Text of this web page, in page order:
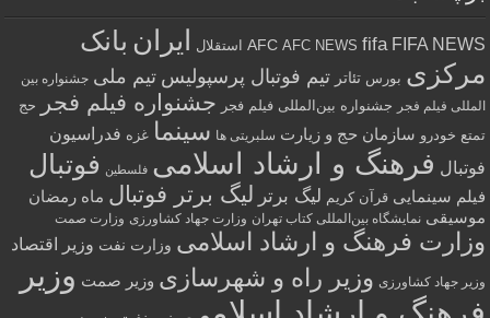
AFC AFC NEWS fifa FIFA NEWS استقلال ایران بانک
مرکزی بورس تئاتر تیم فوتبال پرسپولیس تیم ملی جشنواره بین
المللی فیلم فجر جشنواره بین‌المللی فیلم فجر جشنواره فیلم فجر
حج
تمتع خودرو سازمان حج و زیارت سلبریتی ها سینما غزه فدراسیون
فوتبال فرهنگ و ارشاد اسلامی فلسطین فوتبال
فیلم سینمایی قرآن کریم لیگ برتر لیگ برتر فوتبال ماه رمضان
موسیقی نمایشگاه بین‌المللی کتاب تهران وزارت جهاد کشاورزی وزارت صمت
وزارت فرهنگ و ارشاد اسلامی وزارت نفت وزیر اقتصاد
وزیر جهاد کشاورزی وزیر راه و شهرسازی وزیر صمت وزیر